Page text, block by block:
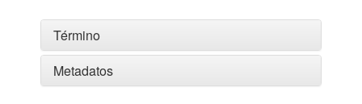
Término
Metadatos